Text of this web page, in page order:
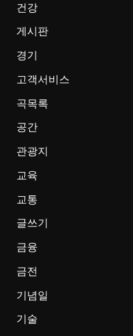
건강
게시판
경기
고객서비스
곡목록
공간
관광지
교육
교통
글쓰기
금융
금전
기념일
기술